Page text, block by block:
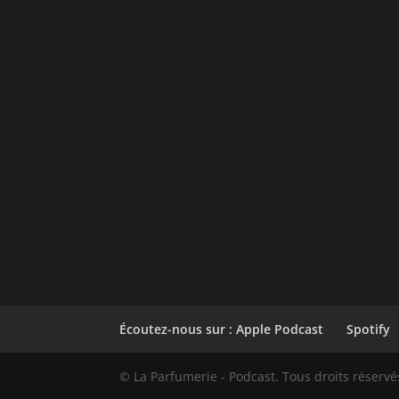
Écoutez-nous sur : Apple Podcast Spotify
© La Parfumerie - Podcast. Tous droits